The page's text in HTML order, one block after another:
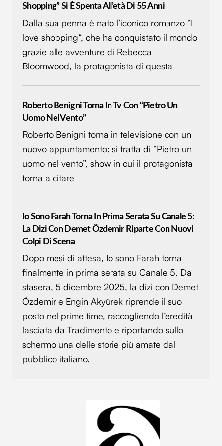
informazioni sul modo in cui utilizzi il nostro sito con i
nostri partner che si occupano di analisi dei dati web,
pubblicità e social media, i quali potrebbero combinarle
con altre informazioni che hai fornito loro o che hanno
Shopping” Si È Spenta All’età Di 55 Anni
Dalla sua penna è nato l’iconico romanzo “I
love shopping“, che ha conquistato il mondo
grazie alle avventure di Rebecca
Bloomwood, la protagonista di questa
Roberto Benigni Torna In Tv Con “Pietro Un
Uomo Nel Vento”
Roberto Benigni torna in televisione con un
nuovo appuntamento: si tratta di “Pietro un
uomo nel vento”, show in cui il protagonista
torna a citare
Io Sono Farah Torna In Prima Serata Su Canale 5:
La Dizi Con Demet Özdemir Riparte Con Nuovi
Colpi Di Scena
Dopo mesi di attesa, Io sono Farah torna
finalmente in prima serata su Canale 5. Da
stasera, 5 dicembre 2025, la dizi con Demet
Özdemir e Engin Akyürek riprende il suo
posto nel prime time, raccogliendo l’eredità
lasciata da Tradimento e riportando sullo
schermo una delle storie più amate dal
pubblico italiano.